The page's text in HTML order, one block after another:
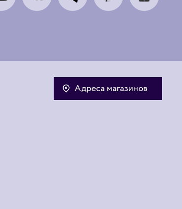
Адреса магазинов